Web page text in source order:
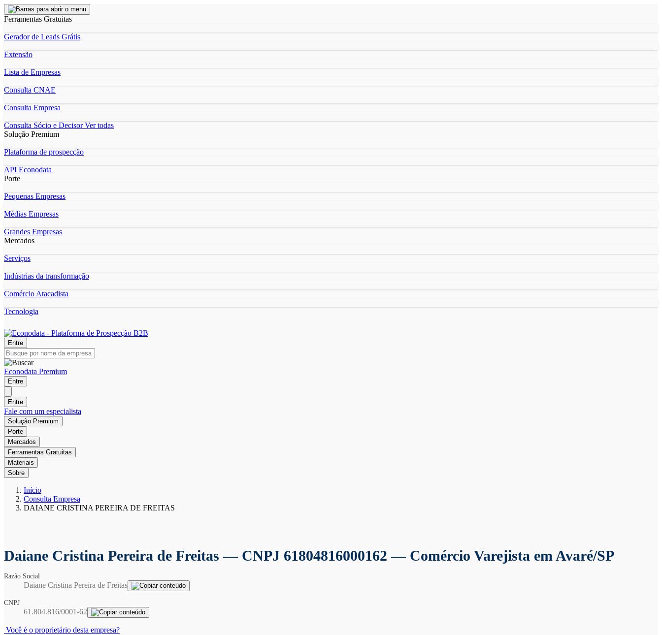
Ferramentas Gratuitas
Gerador de Leads Grátis
Extensão
Lista de Empresas
Consulta CNAE
Consulta Empresa
Consulta Sócio e DecisorVer todas
Solução Premium
Plataforma de prospecção
API Econodata
Porte
Pequenas Empresas
Médias Empresas
Grandes Empresas
Mercados
Serviços
Indústrias da transformação
Comércio Atacadista
Tecnologia
Entre
Econodata Premium
Entre
Entre
Fale com um especialista
Solução Premium
Porte
Mercados
Ferramentas Gratuitas
Materiais
Sobre
Início
Consulta Empresa
DAIANE CRISTINA PEREIRA DE FREITAS
Daiane Cristina Pereira de Freitas— CNPJ 61804816000162 — Comércio Varejista em Avaré/SP
Razão Social
Daiane Cristina Pereira de Freitas
CNPJ
61.804.816/0001-62
Você é o proprietário desta empresa?